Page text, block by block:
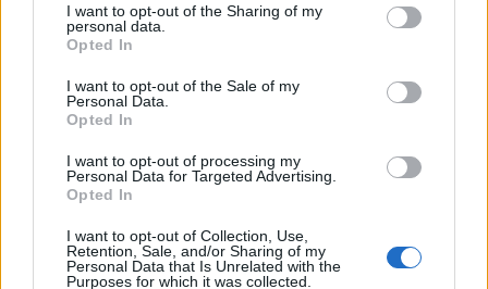
I want to opt-out of the Sharing of my
personal data.
Opted In
I want to opt-out of the Sale of my
Personal Data.
Opted In
I want to opt-out of processing my
Personal Data for Targeted Advertising.
Opted In
I want to opt-out of Collection, Use,
Retention, Sale, and/or Sharing of my
Personal Data that Is Unrelated with the
Purposes for which it was collected.
WACHY si te sirve de consuelo yo tambien tengo ese neumatico y
tambien me suena bastante al rodar, hace un ruido extraño como
a hacer cuando hize un cruce de ruedas.
bueno un saludo
Responder
taras bulba